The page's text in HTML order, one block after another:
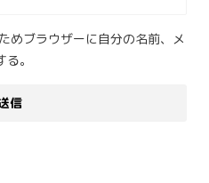
めブラウザーに自分の名前、メ
。